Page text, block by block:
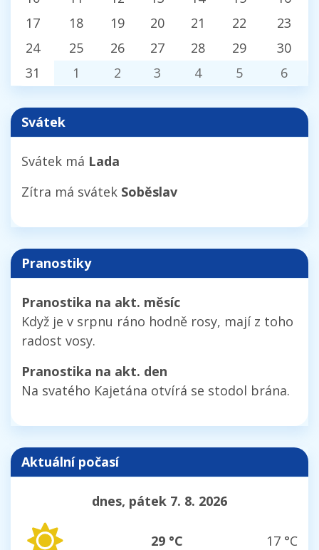
17
18 19 20 21 22
23
24
25 26 27 28 29
30
31
1 2 3 4 5 6
Svátek
Svátek má Lada
Zítra má svátek Soběslav
Pranostiky
Pranostika na akt. měsíc
Když je v srpnu ráno hodně rosy, mají z toho
radost vosy.
Pranostika na akt. den
Na svatého Kajetána otvírá se stodol brána.
Aktuální počasí
dnes, pátek 7. 8. 2026
29 °C 17 °C